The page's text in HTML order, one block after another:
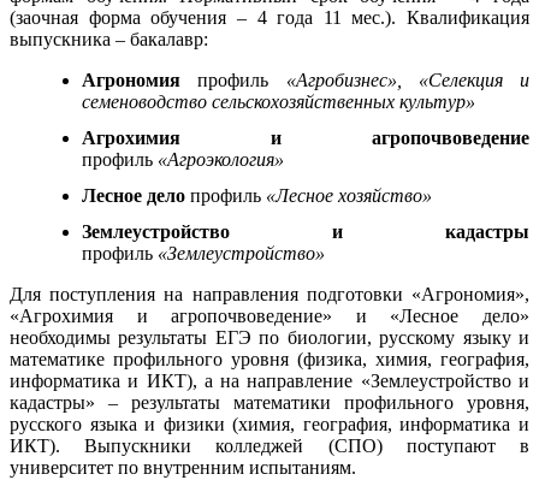
(заочная форма обучения – 4 года 11 мес.). Квалификация
выпускника – бакалавр:
Агрономияпрофиль «Агробизнес», «Селекция и
семеноводство сельскохозяйственных культур»
Агрохимия и агропочвоведение
профиль «Агроэкология»
Лесное дело профиль «Лесное хозяйство»
Землеустройство и кадастры
профиль «Землеустройство»
Для поступления на направления подготовки «Агрономия»,
«Агрохимия и агропочвоведение» и «Лесное дело»
необходимы результаты ЕГЭ по биологии, русскому языку и
математике профильного уровня (физика, химия, география,
информатика и ИКТ), а на направление «Землеустройство и
кадастры» – результаты математики профильного уровня,
русского языка и физики (химия, география, информатика и
ИКТ). Выпускники колледжей (СПО) поступают в
университет по внутренним испытаниям.